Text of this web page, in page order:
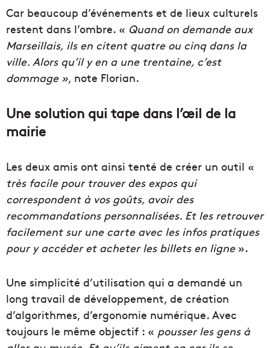
Car beaucoup d’événements et de lieux culturels
restent dans l’ombre. « Quand on demande aux
Marseillais, ils en citent quatre ou cinq dans la
ville. Alors qu’il y en a une trentaine, c’est
dommage », note Florian.
Une solution qui tape dans l’œil de la
mairie
Les deux amis ont ainsi tenté de créer un outil «
très facile pour trouver des expos qui
correspondent à vos goûts, avoir des
recommandations personnalisées. Et les retrouver
facilement sur une carte avec les infos pratiques
pour y accéder et acheter les billets en ligne».
Une simplicité d’utilisation qui a demandé un
long travail de développement, de création
d’algorithmes, d’ergonomie numérique. Avec
toujours le même objectif : « pousser les gens à